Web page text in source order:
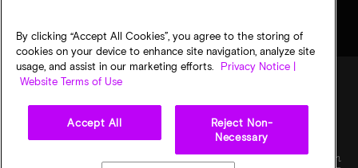
マイクロンのプライバシー通知 販売条件
Micron Technology, Inc. All rights reserved. 情報、製品、仕様は予告なく変更され
By clicking “Accept All Cookies”, you agree to the storing of
cookies on your device to enhance site navigation, analyze site
usage, and assist in our marketing efforts.
Privacy Notice |
Website Terms of Use
Accept All
Reject Non-
Necessary